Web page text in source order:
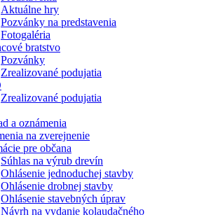
Aktuálne hry
Pozvánky na predstavenia
Fotogaléria
bratstvo
Pozvánky
Zrealizované podujatia
Zrealizované podujatia
a oznámenia
na zverejnenie
pre občana
Súhlas na výrub drevín
Ohlásenie jednoduchej stavby
Ohlásenie drobnej stavby
Ohlásenie stavebných úprav
Návrh na vydanie kolaudačného